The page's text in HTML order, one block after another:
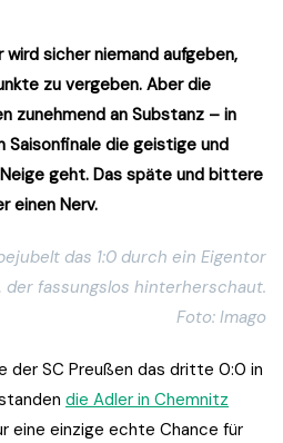
sicher niemand aufgeben,
zu vergeben. Aber die
zunehmend an Substanz – in
die geistige und
geht. Das späte und bittere
einen Nerv.
das 1:0 durch ein Eigentor
der fassungslos hinterherschaut.
Foto: Imago
der SC Preußen das dritte 0:0 in
die Adler in Chemnitz
eine einzige echte Chance für